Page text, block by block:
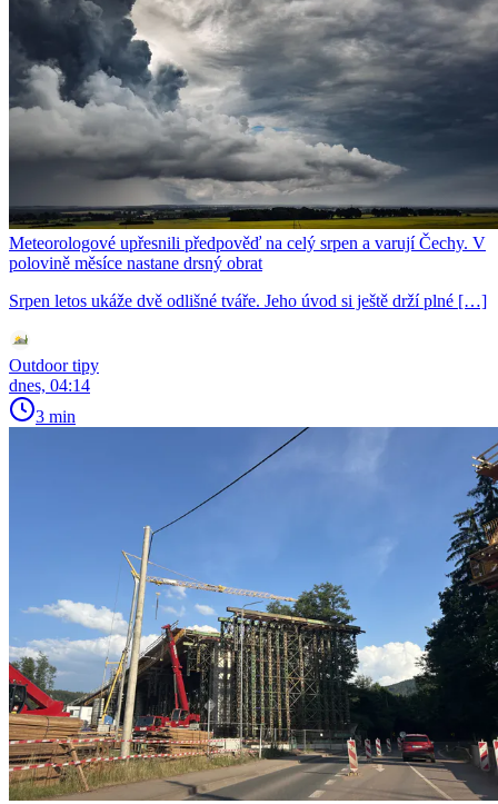
Meteorologové upřesnili předpověď na celý srpen a varují Čechy. V
polovině měsíce nastane drsný obrat
Srpen letos ukáže dvě odlišné tváře. Jeho úvod si ještě drží plné […]
Outdoor tipy
dnes, 04:14
3 min